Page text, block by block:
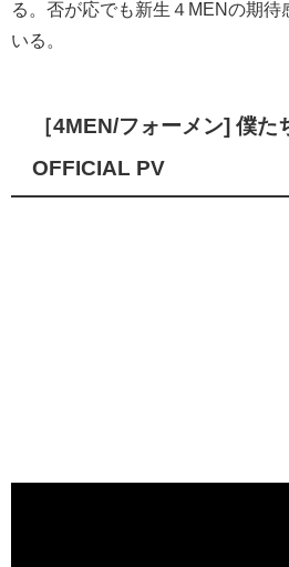
る。否が応でも新生４MENの期待
いる。
［4MEN/フォーメン] 僕た
OFFICIAL PV